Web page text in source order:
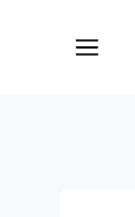
Menu